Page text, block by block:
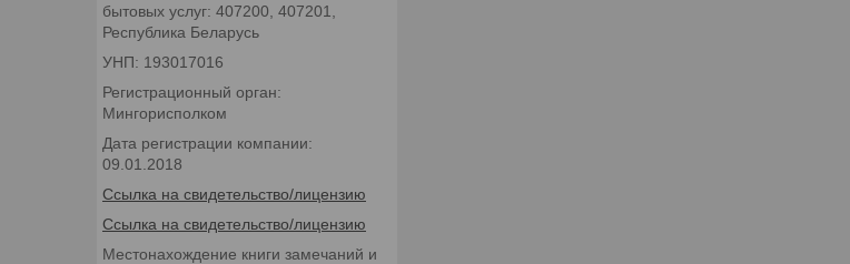
бытовых услуг: 407200, 407201,
Республика Беларусь
УНП: 193017016
Регистрационный орган:
Мингорисполком
Дата регистрации компании:
09.01.2018
Ссылка на свидетельство/лицензию
Ссылка на свидетельство/лицензию
Местонахождение книги замечаний и